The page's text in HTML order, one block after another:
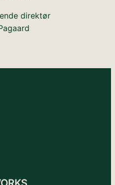
direktør